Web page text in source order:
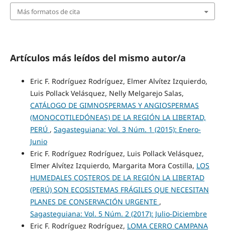
Más formatos de cita
Artículos más leídos del mismo autor/a
Eric F. Rodríguez Rodríguez, Elmer Alvítez Izquierdo,
Luis Pollack Velásquez, Nelly Melgarejo Salas,
CATÁLOGO DE GIMNOSPERMAS Y ANGIOSPERMAS
(MONOCOTILEDÓNEAS) DE LA REGIÓN LA LIBERTAD,
PERÚ , Sagasteguiana: Vol. 3 Núm. 1 (2015): Enero-
Junio
Eric F. Rodríguez Rodríguez, Luis Pollack Velásquez,
Elmer Alvítez Izquierdo, Margarita Mora Costilla, LOS
HUMEDALES COSTEROS DE LA REGIÓN LA LIBERTAD
(PERÚ) SON ECOSISTEMAS FRÁGILES QUE NECESITAN
PLANES DE CONSERVACIÓN URGENTE ,
Sagasteguiana: Vol. 5 Núm. 2 (2017): Julio-Diciembre
Eric F. Rodríguez Rodríguez, LOMA CERRO CAMPANA